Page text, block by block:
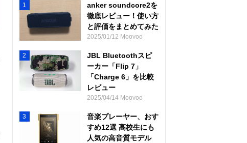
1
anker soundcore2を
徹底レビュー！使い方
と評価をまとめてみた
2025/01/12 Moovoo
2
JBL Bluetoothスピ
ーカー「Flip 7」
「Charge 6」を比較
レビュー
2025/04/14 Moovoo
3
音楽プレーヤー、おす
すめ12選 高校生にも
人気の高音質モデル